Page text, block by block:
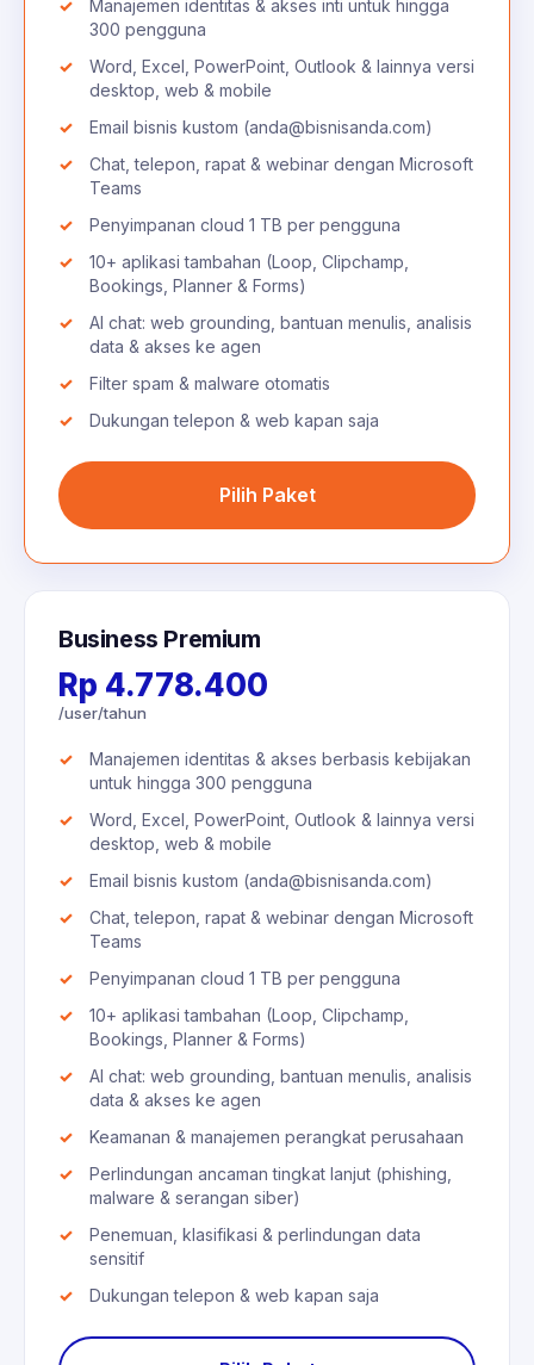
Manajemen identitas & akses inti untuk hingga
300 pengguna
Word, Excel, PowerPoint, Outlook & lainnya versi
desktop, web & mobile
Email bisnis kustom (anda@bisnisanda.com)
Chat, telepon, rapat & webinar dengan Microsoft
Teams
Penyimpanan cloud 1 TB per pengguna
10+ aplikasi tambahan (Loop, Clipchamp,
Bookings, Planner & Forms)
AI chat: web grounding, bantuan menulis, analisis
data & akses ke agen
Filter spam & malware otomatis
Dukungan telepon & web kapan saja
Pilih Paket
Business Premium
Rp 4.778.400
/user/tahun
Manajemen identitas & akses berbasis kebijakan
untuk hingga 300 pengguna
Word, Excel, PowerPoint, Outlook & lainnya versi
desktop, web & mobile
Email bisnis kustom (anda@bisnisanda.com)
Chat, telepon, rapat & webinar dengan Microsoft
Teams
Penyimpanan cloud 1 TB per pengguna
10+ aplikasi tambahan (Loop, Clipchamp,
Bookings, Planner & Forms)
AI chat: web grounding, bantuan menulis, analisis
data & akses ke agen
Keamanan & manajemen perangkat perusahaan
Perlindungan ancaman tingkat lanjut (phishing,
malware & serangan siber)
Penemuan, klasifikasi & perlindungan data
sensitif
Dukungan telepon & web kapan saja